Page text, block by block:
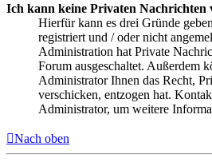
Ich kann keine Privaten Nachrichten
Hierfür kann es drei Gründe
registriert und / oder nicht
Administration hat Private
Forum ausgeschaltet. Außerdem
Administrator Ihnen das Recht,
verschicken, entzogen hat.
Administrator, um weitere
Nach oben